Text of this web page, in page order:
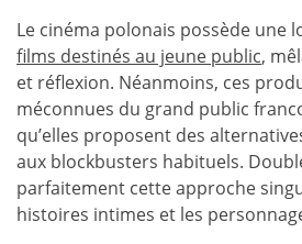
Le cinéma polonais possède une
films destinés au jeune public,
et réflexion. Néanmoins, ces
méconnues du grand public
qu’elles proposent des
aux blockbusters habituels.
parfaitement cette approche
histoires intimes et les